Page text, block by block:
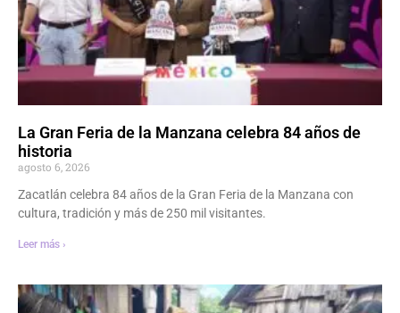
La Gran Feria de la Manzana celebra 84 años de
historia
agosto 6, 2026
Zacatlán celebra 84 años de la Gran Feria de la Manzana con
cultura, tradición y más de 250 mil visitantes.
Leer más ›